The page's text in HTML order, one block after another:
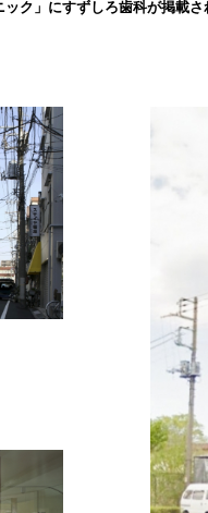
ク」にすずしろ歯科が掲載さ